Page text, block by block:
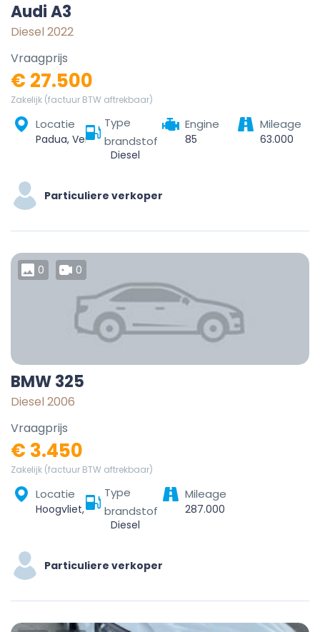
Audi A3
Diesel 2022
Vraagprijs
€ 27.500
Zakelijk (factuur BTW aftrekbaar)
Locatie
Padua, Veneto, 35100, Italy
Type
brandstof
Diesel
Engine
85
Mileage
63.000
Particuliere verkoper
0 0
BMW 325
Diesel 2006
Vraagprijs
€ 3.450
Zakelijk (factuur BTW aftrekbaar)
Locatie
Hoogvliet, Rotterdam, Zuid-Holland, Nederland
Type
brandstof
Diesel
Mileage
287.000
Particuliere verkoper